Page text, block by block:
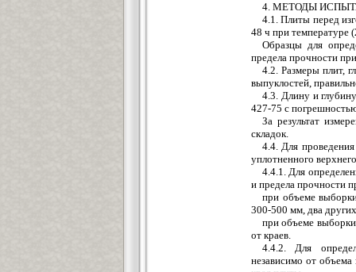
4. МЕТОДЫ
4.1. Плиты перед
48 ч при температуре
Образцы для
предела прочности
4.2. Размеры плит,
выпуклостей,
4.3. Длину и
427-75 с
За результат
складок.
4.4. Для
уплотненного
4.4.1. Для
и предела прочности
при объеме
300-500 мм, два
при объеме
от краев.
4.4.2. Для
независимо от